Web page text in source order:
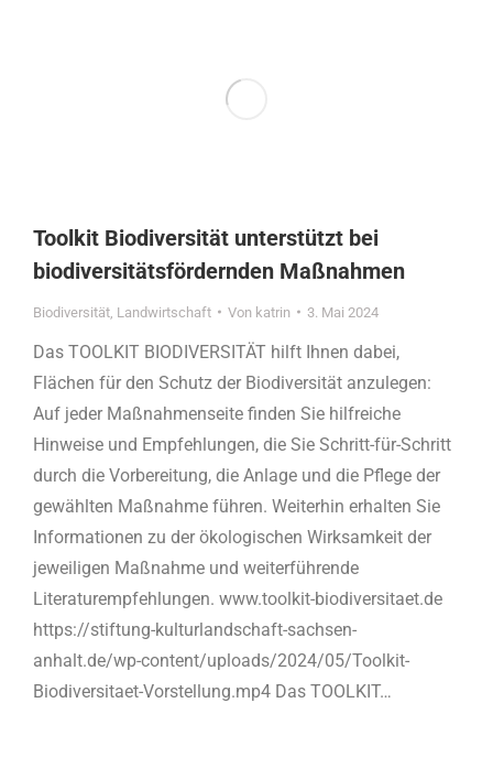
Toolkit Biodiversität unterstützt bei
biodiversitätsfördernden Maßnahmen
Biodiversität Landwirtschaft Von katrin 3. Mai 2024
Das TOOLKIT BIODIVERSITÄT hilft Ihnen dabei,
Flächen für den Schutz der Biodiversität anzulegen:
Auf jeder Maßnahmenseite finden Sie hilfreiche
Hinweise und Empfehlungen, die Sie Schritt-für-Schritt
durch die Vorbereitung, die Anlage und die Pflege der
gewählten Maßnahme führen. Weiterhin erhalten Sie
Informationen zu der ökologischen Wirksamkeit der
jeweiligen Maßnahme und weiterführende
Literaturempfehlungen. www.toolkit-biodiversitaet.de
https://stiftung-kulturlandschaft-sachsen-
anhalt.de/wp-content/uploads/2024/05/Toolkit-
Biodiversitaet-Vorstellung.mp4 Das TOOLKIT…